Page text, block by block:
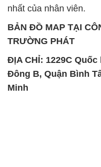
nhất của nhân viên.
BẢN ĐỒ MAP TẠI
TRƯỜNG PHÁT
ĐỊA CHỈ: 1229C
Đông B, Quận Bình
Minh